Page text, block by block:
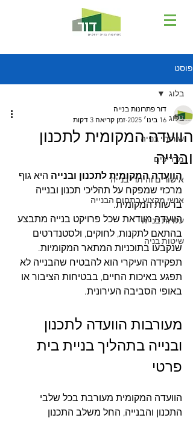
פוסט
בלוג
שירותי בנייה
מדריכים
אישורים והיתרי בנייה
אנשי מקצוע בתחום הבנייה
עלויות בנייה
שיטות בניה
בלוג
הוועדה המקומית לתכנון
ובנייה
דור פתרונות בנייה
16 בינו׳ 2025
זמן קריאה 3 דקות
הוועדה המקומית לתכנון ובנייה היא גוף
מרכזי שמפקח על תהליכי תכנון ובנייה
ברשות המקומית.
הוועדה מוודאת שכל פרויקט בנייה מתבצע
בהתאם לתקנות, לחוקים, ולסטנדרטים
שנקבעו בתוכניות המתאר המקומיות.
תפקידה העיקרי הוא להבטיח שהבנייה לא
תפגע באיכות החיים, בבטיחות הציבור או
באופי הסביבה העירונית.
מעורבות הוועדה לתכנון
ובנייה בתהליך בניית בית
פרטי
הוועדה המקומית מעורבת בכל שלבי
התכנון והבנייה, החל משלב התכנון